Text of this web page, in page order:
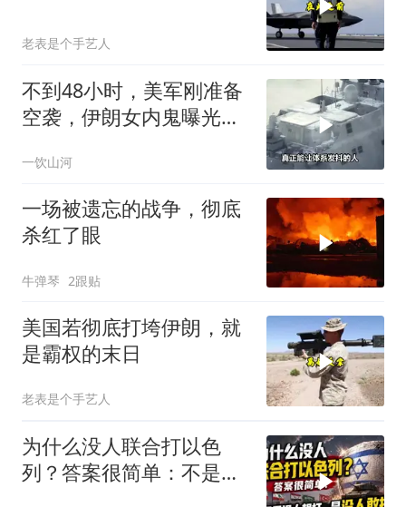
老表是个手艺人
不到48小时，美军刚准备
空袭，伊朗女内鬼曝光，
一饮山河
一场被遗忘的战争，彻底
杀红了眼
牛弹琴 2跟贴
美国若彻底打垮伊朗，就
是霸权的末日
老表是个手艺人
为什么没人联合打以色
列？答案很简单：不是没